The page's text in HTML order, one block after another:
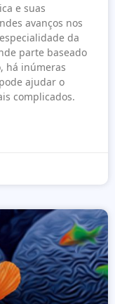
e suas
avanços nos
da
parte baseado
há inúmeras
ajudar o
complicados.